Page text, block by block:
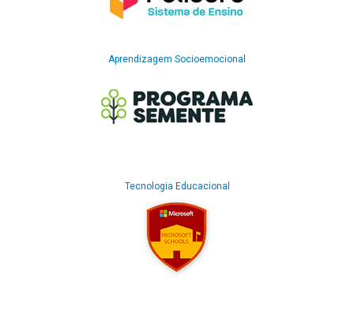
Aprendizagem Socioemocional
Tecnologia Educacional